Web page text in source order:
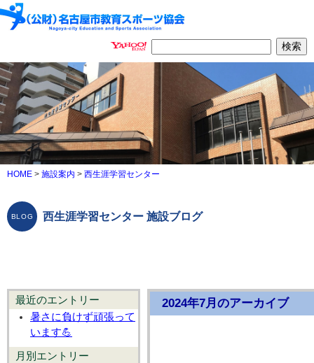
HOME > 施設案内 > 西生涯学習センター
西生涯学習センター 施設ブログ
最近のエントリー
暑さに負けず頑張って
います💪
月別エントリー
2024年7月のアーカイブ